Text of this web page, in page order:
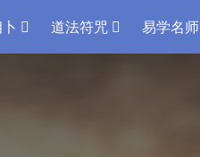
道法符咒 易学名师